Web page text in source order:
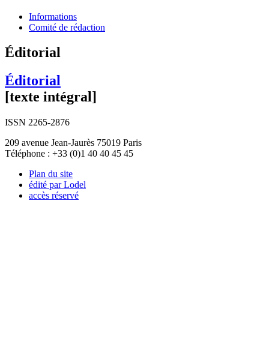
Informations
Comité de rédaction
Éditorial
Éditorial
[texte intégral]
ISSN 2265-2876
209 avenue Jean-Jaurès 75019 Paris
Téléphone : +33 (0)1 40 40 45 45
Plan du site
édité par Lodel
accès réservé